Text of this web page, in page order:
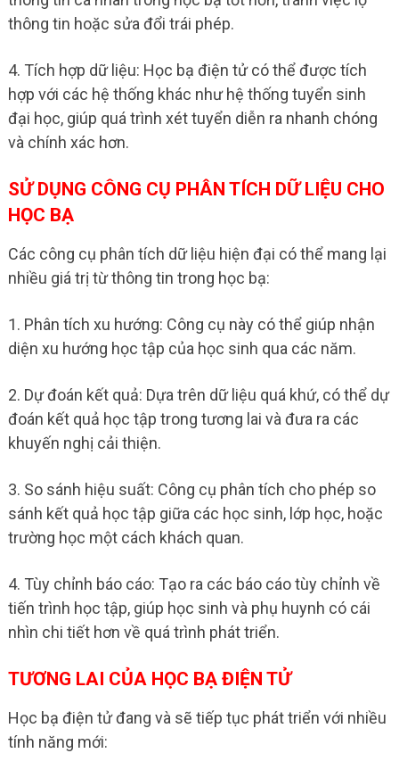
thông tin hoặc sửa đổi trái phép.
4. Tích hợp dữ liệu: Học bạ điện tử có thể được tích
hợp với các hệ thống khác như hệ thống tuyển sinh
đại học, giúp quá trình xét tuyển diễn ra nhanh chóng
và chính xác hơn.
SỬ DỤNG CÔNG CỤ PHÂN TÍCH DỮ LIỆU CHO
HỌC BẠ
Các công cụ phân tích dữ liệu hiện đại có thể mang lại
nhiều giá trị từ thông tin trong học bạ:
1. Phân tích xu hướng: Công cụ này có thể giúp nhận
diện xu hướng học tập của học sinh qua các năm.
2. Dự đoán kết quả: Dựa trên dữ liệu quá khứ, có thể dự
đoán kết quả học tập trong tương lai và đưa ra các
khuyến nghị cải thiện.
3. So sánh hiệu suất: Công cụ phân tích cho phép so
sánh kết quả học tập giữa các học sinh, lớp học, hoặc
trường học một cách khách quan.
4. Tùy chỉnh báo cáo: Tạo ra các báo cáo tùy chỉnh về
tiến trình học tập, giúp học sinh và phụ huynh có cái
nhìn chi tiết hơn về quá trình phát triển.
TƯƠNG LAI CỦA HỌC BẠ ĐIỆN TỬ
Học bạ điện tử đang và sẽ tiếp tục phát triển với nhiều
tính năng mới: